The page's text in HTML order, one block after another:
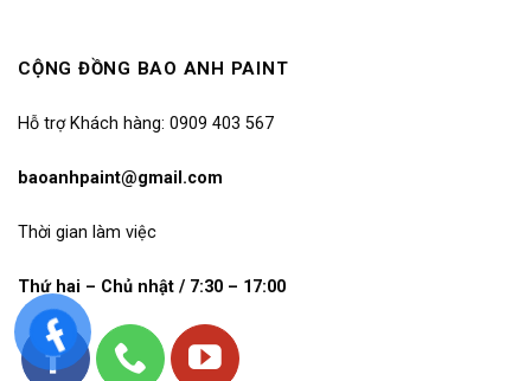
CỘNG ĐỒNG BAO ANH PAINT
Hỗ trợ Khách hàng: 0909 403 567
baoanhpaint@gmail.com
Thời gian làm việc
Thứ hai – Chủ nhật / 7:30 – 17:00